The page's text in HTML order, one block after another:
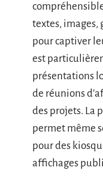
textes,
pour captiver
est
présentations
de réunions
des projets. La
permet même
pour des
affichages